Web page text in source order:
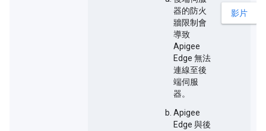
器的防火
牆限制會
導致
Apigee
Edge 無法
連線至後
端伺服
器。
Apigee
Edge 與後
影片